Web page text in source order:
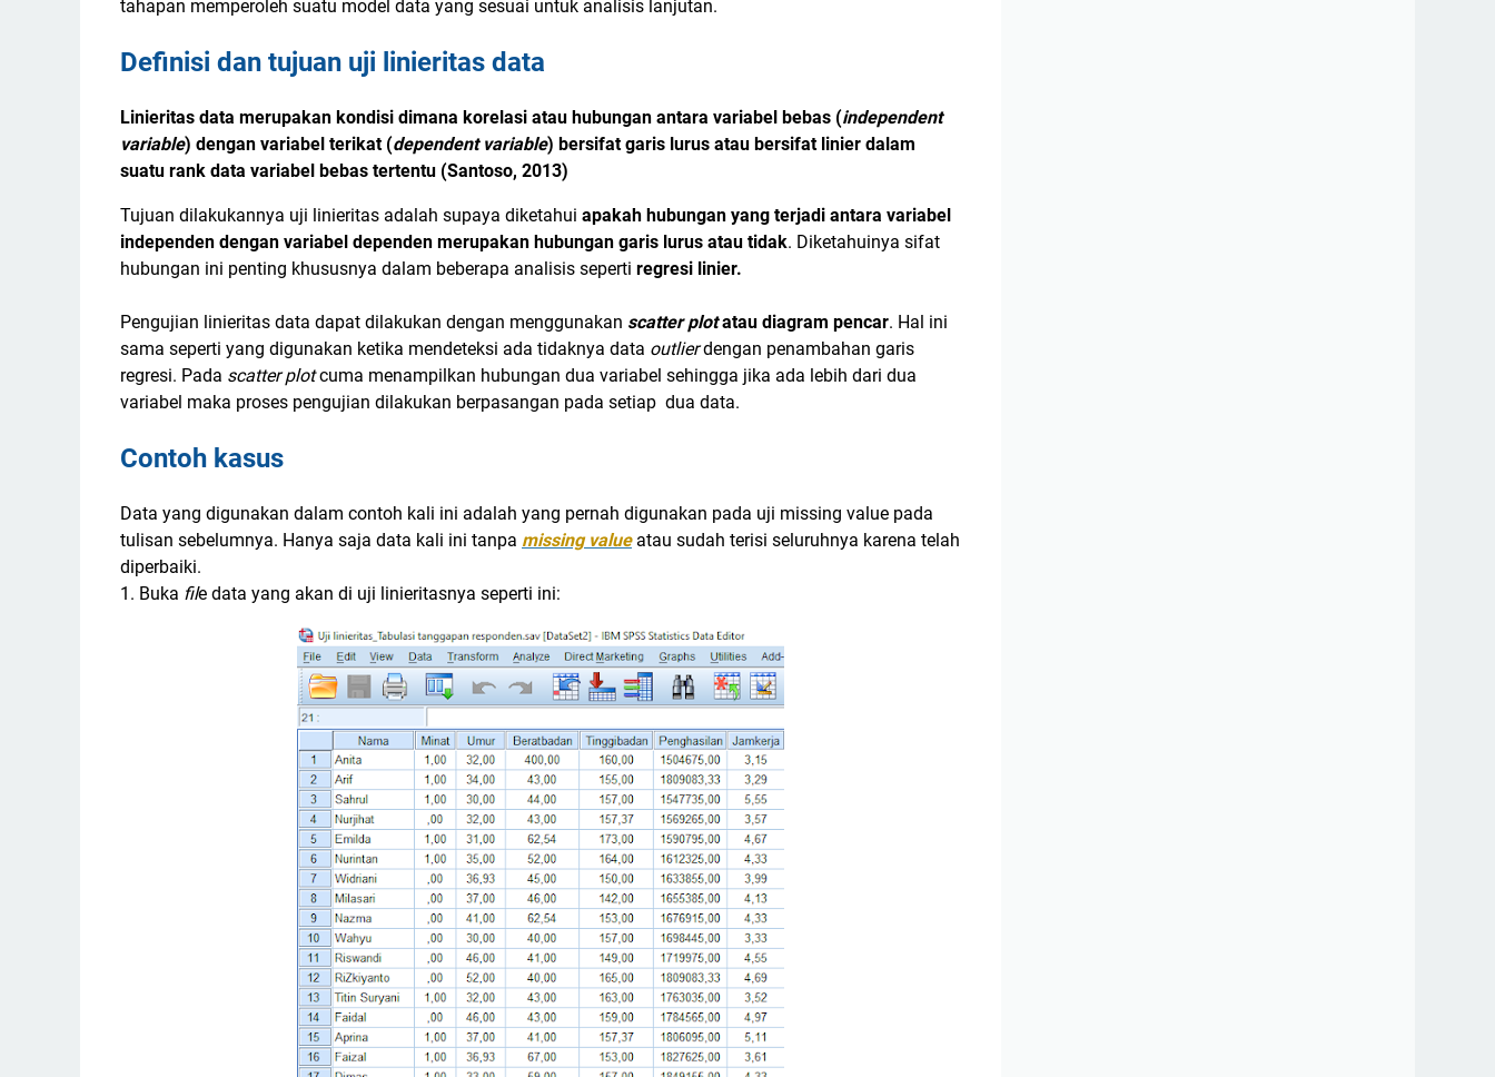
tahapan memperoleh suatu model data yang sesuai untuk analisis lanjutan.
Definisi dan tujuan uji linieritas data
Linieritas data merupakan kondisi dimana korelasi atau hubungan antara variabel bebas (independent
variable) dengan variabel terikat (dependent variable) bersifat garis lurus atau bersifat linier dalam
suatu rank data variabel bebas tertentu (Santoso, 2013)
Tujuan dilakukannya uji linieritas adalah supaya diketahui apakah hubungan yang terjadi antara variabel
independen dengan variabel dependen merupakan hubungan garis lurus atau tidak. Diketahuinya sifat
hubungan ini penting khususnya dalam beberapa analisis seperti regresi linier.
Pengujian linieritas data dapat dilakukan dengan menggunakan scatter plotatau diagram pencar. Hal ini
sama seperti yang digunakan ketika mendeteksi ada tidaknya data outlierdengan penambahan garis
regresi. Pada scatter plotcuma menampilkan hubungan dua variabel sehingga jika ada lebih dari dua
variabel maka proses pengujian dilakukan berpasangan pada setiap dua data.
Contoh kasus
Data yang digunakan dalam contoh kali ini adalah yang pernah digunakan pada uji missing value pada
tulisan sebelumnya. Hanya saja data kali ini tanpa missing value atau sudah terisi seluruhnya karena telah
diperbaiki.
1. Buka file data yang akan di uji linieritasnya seperti ini: